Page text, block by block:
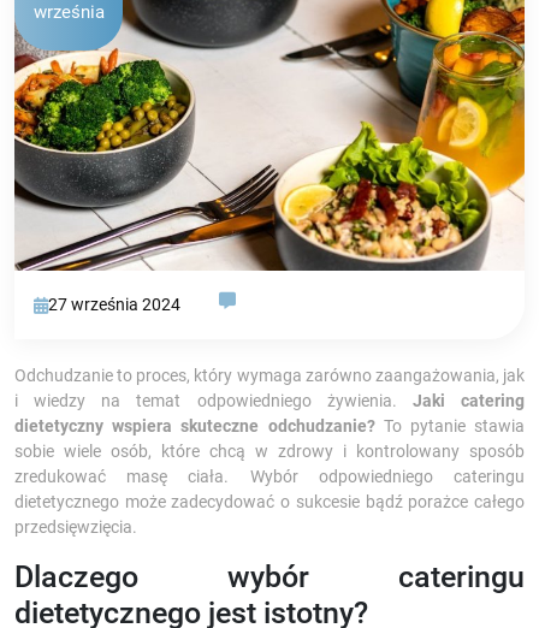
27 września 2024
września
Odchudzanie to proces, który wymaga zarówno zaangażowania, jak
i wiedzy na temat odpowiedniego żywienia. Jaki catering
dietetyczny wspiera skuteczne odchudzanie?To pytanie stawia
sobie wiele osób, które chcą w zdrowy i kontrolowany sposób
zredukować masę ciała. Wybór odpowiedniego cateringu
dietetycznego może zadecydować o sukcesie bądź porażce całego
przedsięwzięcia.
Dlaczego wybór cateringu
dietetycznego jest istotny?